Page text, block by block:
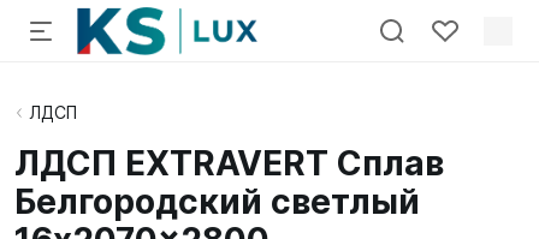
ЛДСП
ЛДСП EXTRAVERT Сплав
Белгородский светлый